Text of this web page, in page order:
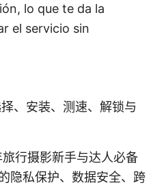
lo que te da la
el servicio sin
、安装、测速、解锁与
行摄影新手与达人必备
私保护、数据安全、跨